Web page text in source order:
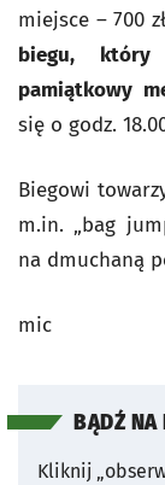
miejsce –700
biegu, który
pamiątkowy
się o godz.
Biegowi
m.in. „bag
na dmuchaną
mic
BĄDŹ NA
Kliknij